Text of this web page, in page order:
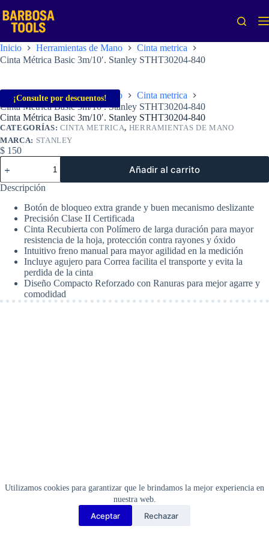
al
contenido
Utilizamos cookies para garantizar que le brindamos la mejor experiencia en
nuestra web.
Aceptar Rechazar
Inicio Herramientas de Mano
Cinta metrica
Cinta Métrica Basic 3m/10′. Stanley STHT30204-840
¡Consulte por descuentos!
Inicio Herramientas de Mano
Cinta metrica
Cinta Métrica Basic 3m/10′. Stanley STHT30204-840
Cinta Métrica Basic 3m/10′. Stanley STHT30204-840
CATEGORÍAS: CINTA METRICA, HERRAMIENTAS DE MANO
MARCA: STANLEY
$ 150
Cinta
Métrica
Basic
3m/10'.
STHT30204-
cantidad
Añadir al carrito
Descripción
Botón de bloqueo extra grande y buen mecanismo deslizante
Precisión Clase II Certificada
Cinta Recubierta con Polímero de larga duración para mayor
resistencia de la hoja, protección contra rayones y óxido
Intuitivo freno manual para mayor agilidad en la medición
Incluye agujero para Correa facilita el transporte y evita la
perdida de la cinta
Diseño Compacto Reforzado con Ranuras para mejor agarre y
comodidad
Copyright Barbosa Tools©